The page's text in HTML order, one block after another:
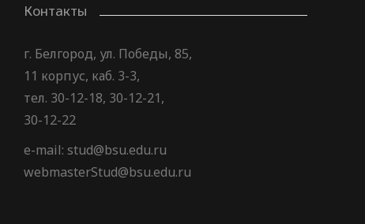
Контакты
г. Белгород, ул. Победы, 85,
11 корпус, каб. 3-3,
тел. 30-12-18, 30-12-21,
30-12-22
e-mail: stud@bsu.edu.ru
webmasterStud@bsu.edu.ru